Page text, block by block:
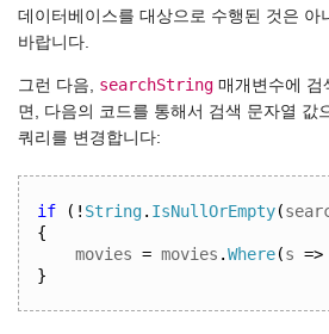
데이터베이스를 대상으로 수행된 것은 아
바랍니다.
그런 다음, searchString 매개변수에 검
면, 다음의 코드를 통해서 검색 문자열 값
쿼리를 변경합니다:
if (! String. IsNullOrEmpty(
{
movies = movies .Where(s =>
}